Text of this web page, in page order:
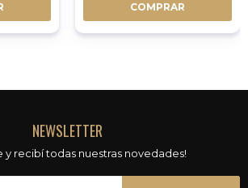
COMPRAR
NEWSLETTER
y recibí todas nuestras novedades!